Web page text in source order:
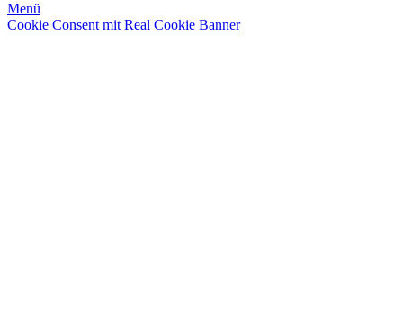
Menü
Cookie Consent mit Real Cookie Banner